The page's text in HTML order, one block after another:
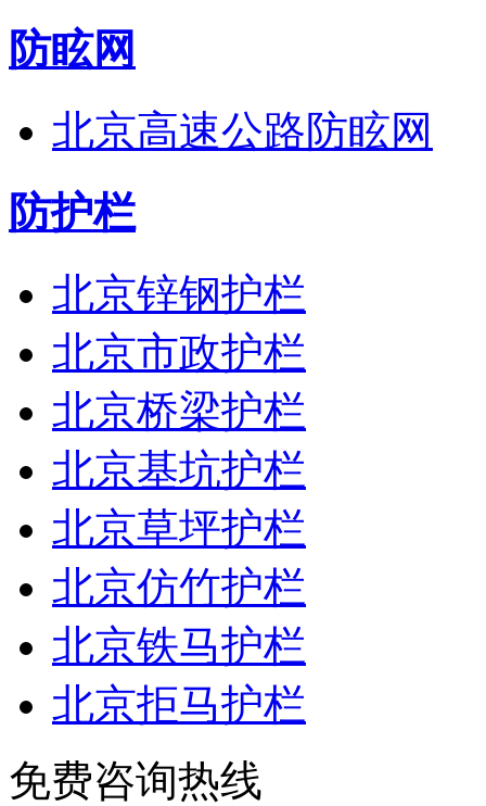
防眩网
北京高速公路防眩网
防护栏
北京锌钢护栏
北京市政护栏
北京桥梁护栏
北京基坑护栏
北京草坪护栏
北京仿竹护栏
北京铁马护栏
北京拒马护栏
免费咨询热线